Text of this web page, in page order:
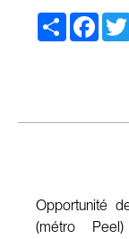
Share
Opportunité
(métro